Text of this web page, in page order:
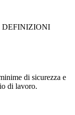
DEFINIZIONI
di sicurezza e
di lavoro.